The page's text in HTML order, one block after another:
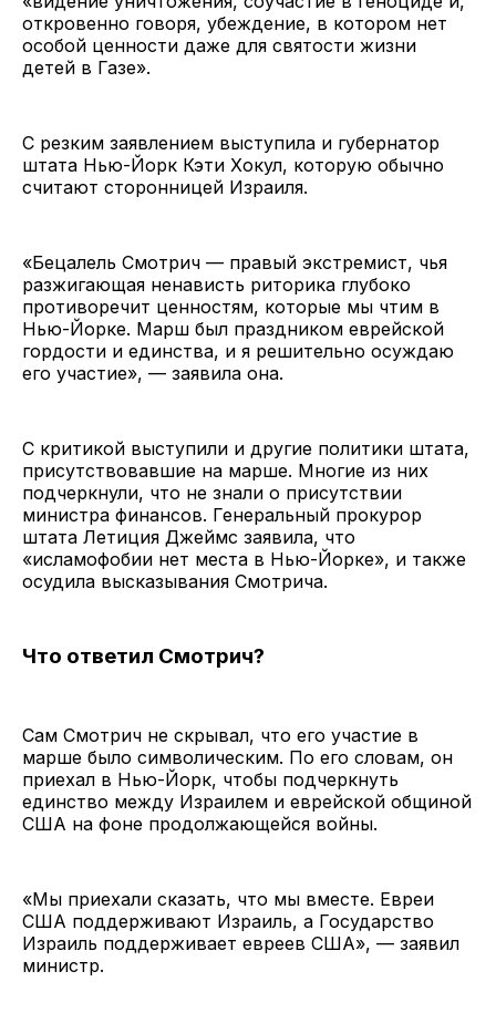
откровенно говоря, убеждение, в котором нет
особой ценности даже для святости жизни
детей в Газе».
С резким заявлением выступила и губернатор
штата Нью-Йорк Кэти Хокул, которую обычно
считают сторонницей Израиля.
«Бецалель Смотрич — правый экстремист, чья
разжигающая ненависть риторика глубоко
противоречит ценностям, которые мы чтим в
Нью-Йорке. Марш был праздником еврейской
гордости и единства, и я решительно осуждаю
его участие», — заявила она.
С критикой выступили и другие политики штата,
присутствовавшие на марше. Многие из них
подчеркнули, что не знали о присутствии
министра финансов. Генеральный прокурор
штата Летиция Джеймс заявила, что
«исламофобии нет места в Нью-Йорке», и также
осудила высказывания Смотрича.
Что ответил Смотрич?
Сам Смотрич не скрывал, что его участие в
марше было символическим. По его словам, он
приехал в Нью-Йорк, чтобы подчеркнуть
единство между Израилем и еврейской общиной
США на фоне продолжающейся войны.
«Мы приехали сказать, что мы вместе. Евреи
США поддерживают Израиль, а Государство
Израиль поддерживает евреев США», — заявил
министр.